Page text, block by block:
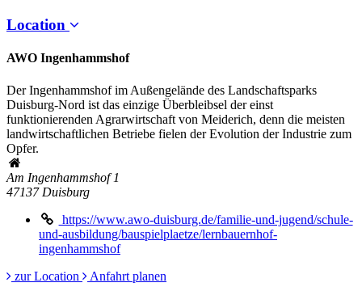
Location
AWO Ingenhammshof
Der Ingenhammshof im Außengelände des Landschaftsparks
Duisburg-Nord ist das einzige Überbleibsel der einst
funktionierenden Agrarwirtschaft von Meiderich, denn die meisten
landwirtschaftlichen Betriebe fielen der Evolution der Industrie zum
Opfer.
Am Ingenhammshof 1
47137 Duisburg
https://www.awo-duisburg.de/familie-und-jugend/schule-
und-ausbildung/bauspielplaetze/lernbauernhof-
ingenhammshof
zur Location
Anfahrt planen